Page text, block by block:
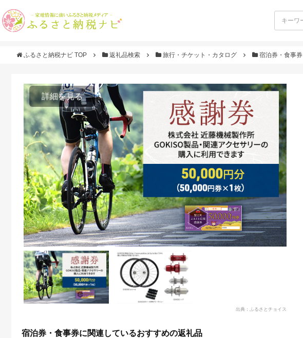
ふるさと納税ナビ TOP 返礼品検索 旅行・チケット・カタログ 宿泊券・食事券
詳細を見る
出典：ふるさとチョイス
宿泊券・食事券に関連しているおすすめの返礼品